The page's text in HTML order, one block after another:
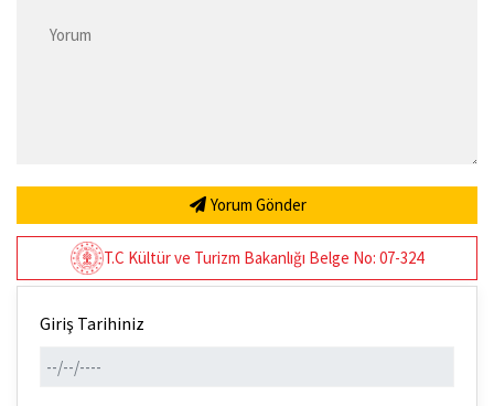
Yorum Gönder
T.C Kültür ve Turizm Bakanlığı Belge No: 07-324
Giriş Tarihiniz